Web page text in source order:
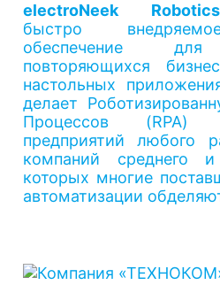
electroNeek Robotics
быстро
обеспечение для
повторяющихся
настольных
делает
Процессов (RPA)
предприятий любого
компаний среднего
которых многие
автоматизации